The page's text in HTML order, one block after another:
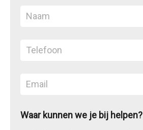
Waar kunnen we je bij helpen?